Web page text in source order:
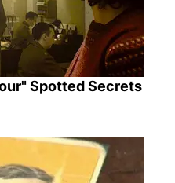
Spotted Secrets